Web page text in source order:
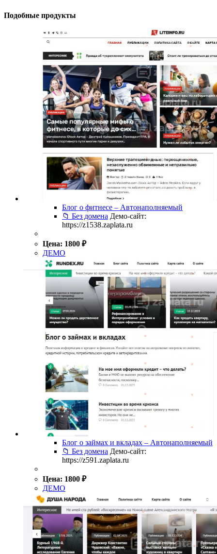
Подобные продукты
Блог о фитнесе – Автонаполняемый
📁 Без домена Демо-сайт:
https://z1538.zaplata.ru
Цена: 1800 ₽
ДЕМО
Блог о займах и вкладах – Автонаполняемый
📁 Без домена Демо-сайт:
https://z591.zaplata.ru
Цена: 1800 ₽
ДЕМО